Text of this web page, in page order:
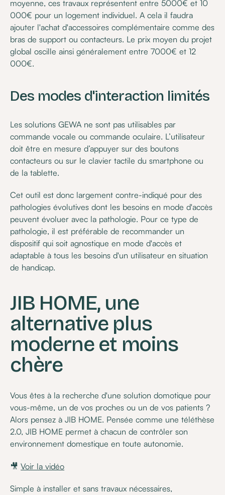
moyenne, ces travaux représentent entre 5000€ et 10
000€ pour un logement individuel. A cela il faudra
ajouter l'achat d'accessoires complémentaire comme des
bras de support ou contacteurs. Le prix moyen du projet
global oscille ainsi généralement entre 7000€ et 12
000€.
Des modes d'interaction limités
Les solutions GEWA ne sont pas utilisables par
commande vocale ou commande oculaire. L’utilisateur
doit être en mesure d’appuyer sur des boutons
contacteurs ou sur le clavier tactile du smartphone ou
de la tablette.
Cet outil est donc largement contre-indiqué pour des
pathologies évolutives dont les besoins en mode d'accès
peuvent évoluer avec la pathologie. Pour ce type de
pathologie, il est préférable de recommander un
dispositif qui soit agnostique en mode d'accès et
adaptable à tous les besoins d'un utilisateur en situation
de handicap.
JIB HOME, une
alternative plus
moderne et moins
chère
Vous êtes à la recherche d'une solution domotique pour
vous-même, un de vos proches ou un de vos patients ?
Alors pensez à JIB HOME. Pensée comme une téléthèse
2.0, JIB HOME permet à chacun de contrôler son
environnement domestique en toute autonomie.
🎥Voir la vidéo
Simple à installer et sans travaux nécessaires,